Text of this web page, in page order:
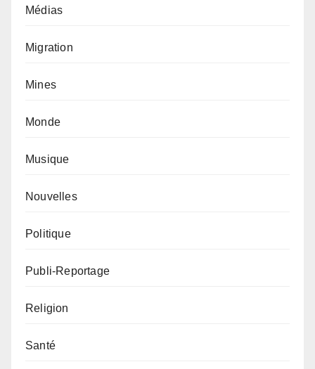
Médias
Migration
Mines
Monde
Musique
Nouvelles
Politique
Publi-Reportage
Religion
Santé